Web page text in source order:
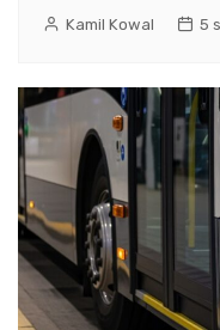
Kamil Kowal 5